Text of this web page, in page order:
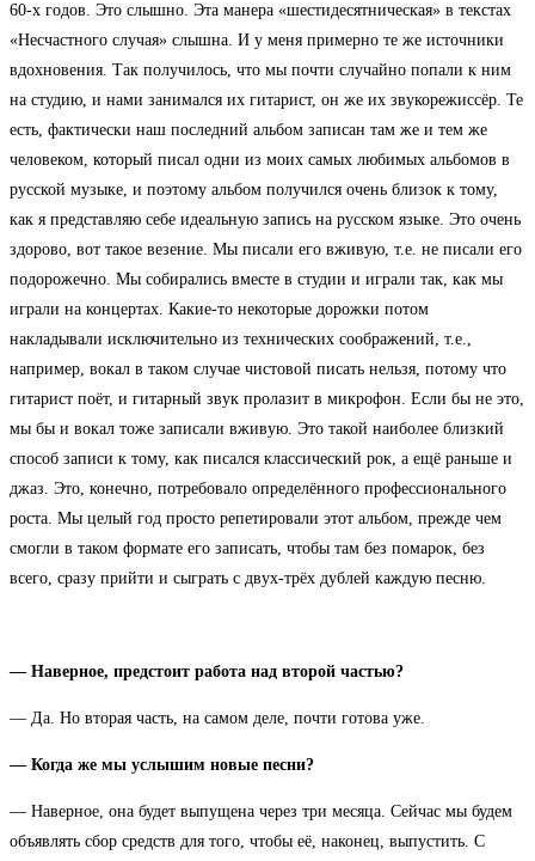
60-х годов. Это слышно. Эта манера «шестидесятническая» в текстах
«Несчастного случая» слышна. И у меня примерно те же источники
вдохновения. Так получилось, что мы почти случайно попали к ним
на студию, и нами занимался их гитарист, он же их звукорежиссёр. Те
есть, фактически наш последний альбом записан там же и тем же
человеком, который писал одни из моих самых любимых альбомов в
русской музыке, и поэтому альбом получился очень близок к тому,
как я представляю себе идеальную запись на русском языке. Это очень
здорово, вот такое везение. Мы писали его вживую, т.е. не писали его
подорожечно. Мы собирались вместе в студии и играли так, как мы
играли на концертах. Какие-то некоторые дорожки потом
накладывали исключительно из технических соображений, т.е.,
например, вокал в таком случае чистовой писать нельзя, потому что
гитарист поёт, и гитарный звук пролазит в микрофон. Если бы не это,
мы бы и вокал тоже записали вживую. Это такой наиболее близкий
способ записи к тому, как писался классический рок, а ещё раньше и
джаз. Это, конечно, потребовало определённого профессионального
роста. Мы целый год просто репетировали этот альбом, прежде чем
смогли в таком формате его записать, чтобы там без помарок, без
всего, сразу прийти и сыграть с двух-трёх дублей каждую песню.
— Наверное, предстоит работа над второй частью?
— Да. Но вторая часть, на самом деле, почти готова уже.
— Когда же мы услышим новые песни?
— Наверное, она будет выпущена через три месяца. Сейчас мы будем
объявлять сбор средств для того, чтобы её, наконец, выпустить. С